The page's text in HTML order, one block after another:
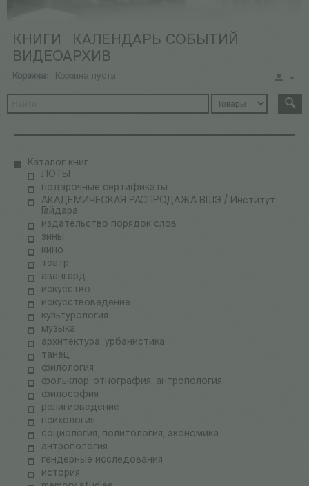
КНИГИ
КАЛЕНДАРЬ СОБЫТИЙ
ВИДЕОАРХИВ
Корзина: Корзина пуста
Каталог книг
ЛОТЫ
подарочные сертификаты
АКАДЕМИЧЕСКАЯ РАСПРОДАЖА ВШЭ / Институт
Гайдара
издательство порядок слов
зины
кино
театр
авангард
искусство
искусствоведение
культурология
музыка
архитектура, урбанистика
танец
филология
фольклор, этнография, антропология
философия
религиоведение
психология
социология, политология, экономика
антропология
гендерные исследования
история